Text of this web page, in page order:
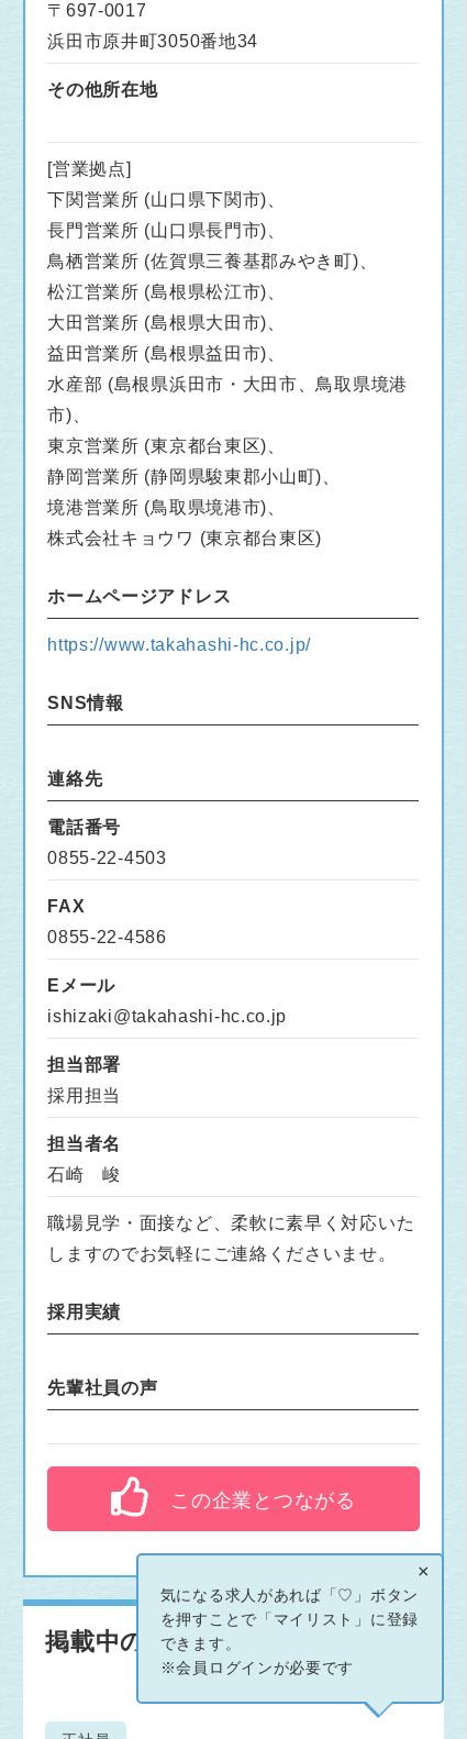
〒697-0017
浜田市原井町3050番地34
その他所在地
[営業拠点]
下関営業所 (山口県下関市)、
長門営業所 (山口県長門市)、
鳥栖営業所 (佐賀県三養基郡みやき町)、
松江営業所 (島根県松江市)、
大田営業所 (島根県大田市)、
益田営業所 (島根県益田市)、
水産部 (島根県浜田市・大田市、鳥取県境港
市)、
東京営業所 (東京都台東区)、
静岡営業所 (静岡県駿東郡小山町)、
境港営業所 (鳥取県境港市)、
株式会社キョウワ (東京都台東区)
ホームページアドレス
https://www.takahashi-hc.co.jp/
SNS情報
連絡先
電話番号
0855-22-4503
FAX
0855-22-4586
Eメール
ishizaki@takahashi-hc.co.jp
担当部署
採用担当
担当者名
石崎 峻
職場見学・面接など、柔軟に素早く対応いた
しますのでお気軽にご連絡くださいませ。
採用実績
先輩社員の声
この企業とつながる
掲載中の求人情報
×
気になる求人があれば「♡」ボタン
を押すことで「マイリスト」に登録
できます。
※会員ログインが必要です